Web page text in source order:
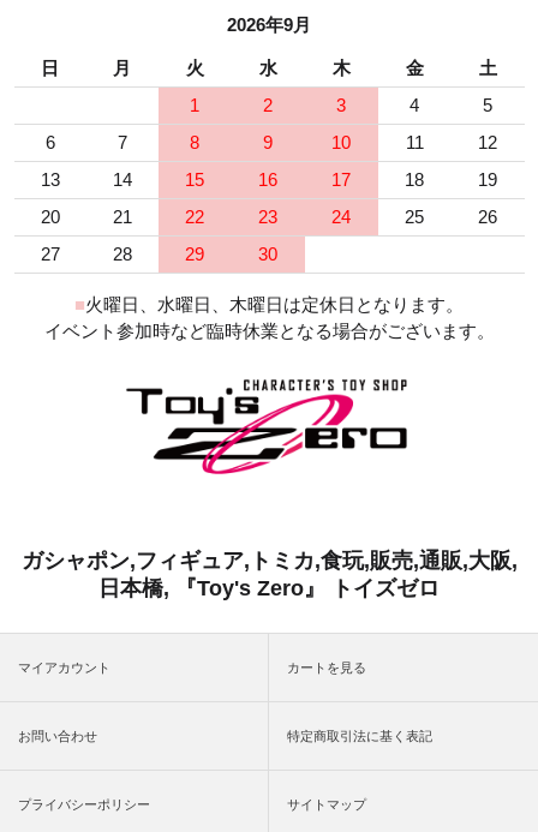
2026年9月
日 月 火 水 木 金
土
1
2 3 4
5
6
7 8 9 10 11
12
13
14 15 16 17 18
19
20
21 22 23 24 25
26
27
28 29 30
■火曜日、水曜日、木曜日は定休日となります。
イベント参加時など臨時休業となる場合がございます。
ガシャポン,フィギュア,トミカ,食玩,販売,通販,大阪,
日本橋, 『Toy's Zero』 トイズゼロ
マイアカウント カートを見る
お問い合わせ 特定商取引法に基く表記
プライバシーポリシー サイトマップ